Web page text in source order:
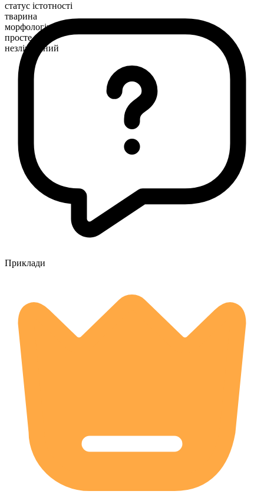
статус істотності
тварина
морфологічна будова
просте
незлічуваний
Приклади